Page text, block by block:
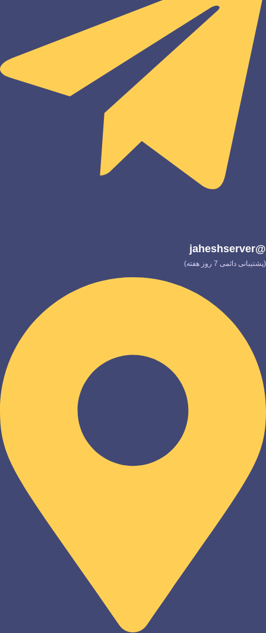
@jaheshserver
(پشتیبانی دائمی 7 روز هفته)